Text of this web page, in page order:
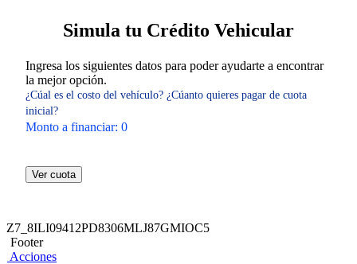
Simula tu Crédito Vehicular
Ingresa los siguientes datos para poder ayudarte a encontrar
la mejor opción.
¿Cúal es el costo del vehículo? ¿Cúanto quieres pagar de cuota
inicial?
Monto a financiar: 0
Ver cuota
Z7_8ILI09412PD8306MLJ87GMIOC5
Footer
Acciones